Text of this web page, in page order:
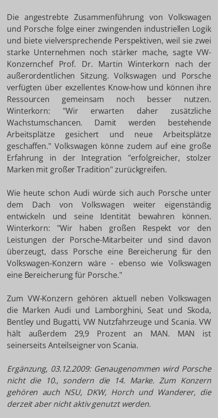
Die angestrebte Zusammenführung von Volkswagen
und Porsche folge einer zwingenden industriellen Logik
und biete vielversprechende Perspektiven, weil sie zwei
starke Unternehmen noch stärker mache, sagte VW-
Konzernchef Prof. Dr. Martin Winterkorn nach der
außerordentlichen Sitzung. Volkswagen und Porsche
verfügten über exzellentes Know-how und können ihre
Ressourcen gemeinsam noch besser nutzen.
Winterkorn: "Wir erwarten daher zusätzliche
Wachstumschancen. Damit werden bestehende
Arbeitsplätze gesichert und neue Arbeitsplätze
geschaffen." Volkswagen könne zudem auf eine große
Erfahrung in der Integration "erfolgreicher, stolzer
Marken mit großer Tradition" zurückgreifen.
Wie heute schon Audi würde sich auch Porsche unter
dem Dach von Volkswagen weiter eigenständig
entwickeln und seine Identität bewahren können.
Winterkorn: "Wir haben großen Respekt vor den
Leistungen der Porsche-Mitarbeiter und sind davon
überzeugt, dass Porsche eine Bereicherung für den
Volkswagen-Konzern wäre - ebenso wie Volkswagen
eine Bereicherung für Porsche."
Zum VW-Konzern gehören aktuell neben Volkswagen
die Marken Audi und Lamborghini, Seat und Skoda,
Bentley und Bugatti, VW Nutzfahrzeuge und Scania. VW
hält außerdem 29,9 Prozent an MAN. MAN ist
seinerseits Anteilseigner von Scania.
Ergänzung, 03.12.2009: Genaugenommen wird Porsche
nicht die 10., sondern die 14. Marke. Zum Konzern
gehören auch NSU, DKW, Horch und Wanderer, die
derzeit aber nicht aktiv genutzt werden.